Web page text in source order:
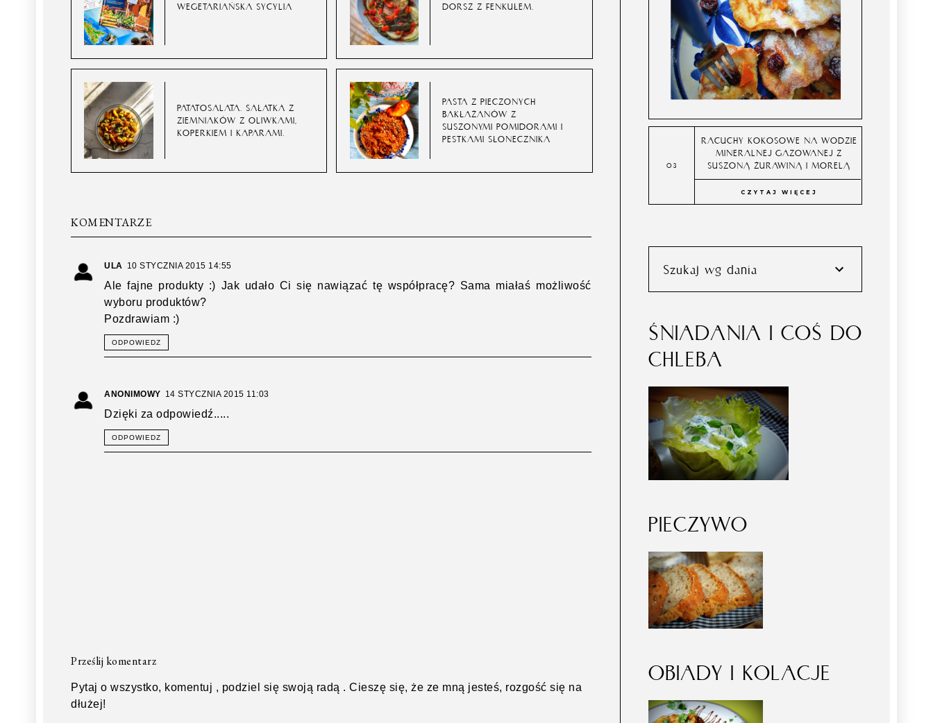
WEGETARIAŃSKA SYCYLIA DORSZ Z FENKUŁEM.
PATATOSALATA. SAŁATKA Z
ZIEMNIAKÓW Z OLIWKAMI,
KOPERKIEM I KAPARAMI.
PASTA Z PIECZONYCH
BAKŁAŻANÓW Z
SUSZONYMI POMIDORAMI I
PESTKAMI SŁONECZNIKA
KOMENTARZE
ULA 10 STYCZNIA 2015 14:55
Ale fajne produkty :) Jak udało Ci się nawiązać tę współpracę? Sama miałaś możliwość
wyboru produktów?
Pozdrawiam :)
ODPOWIEDZ
ANONIMOWY 14 STYCZNIA 2015 11:03
Dzięki za odpowiedź.....
ODPOWIEDZ
Prześlij komentarz
Pytaj o wszystko, komentuj , podziel się swoją radą . Cieszę się, że ze mną jesteś, rozgość się na
dłużej!
RACUCHY KOKOSOWE NA WODZIE
MINERALNEJ GAZOWANEJ Z
SUSZONĄ ŻURAWINĄ I MORELĄ
CZYTAJ WIĘCEJ
Szukaj wg dania
ŚNIADANIA I COŚ DO
CHLEBA
PIECZYWO
OBIADY I KOLACJE